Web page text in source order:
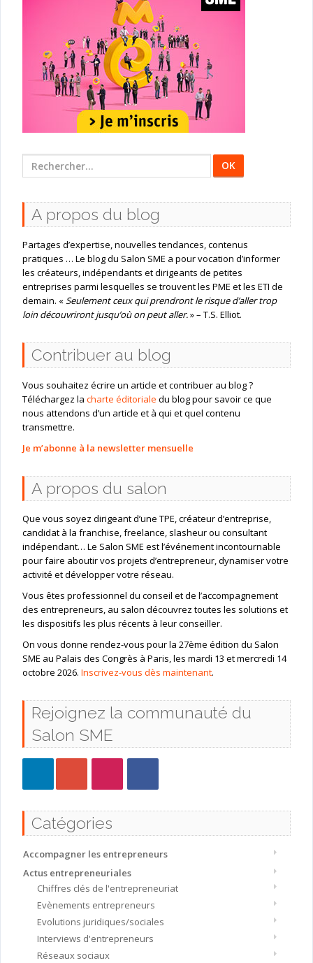
Rechercher
:
A propos du blog
Partages d’expertise, nouvelles tendances, contenus
pratiques … Le blog du Salon SME a pour vocation d’informer
les créateurs, indépendants et dirigeants de petites
entreprises parmi lesquelles se trouvent les PME et les ETI de
demain. «Seulement ceux qui prendront le risque d’aller trop
loin découvriront jusqu’où on peut aller.» – T.S. Elliot.
Contribuer au blog
Vous souhaitez écrire un article et contribuer au blog ?
Téléchargez la charte éditoriale du blog pour savoir ce que
nous attendons d’un article et à qui et quel contenu
transmettre.
Je m’abonne à la newsletter mensuelle
A propos du salon
Que vous soyez dirigeant d’une TPE, créateur d’entreprise,
candidat à la franchise, freelance, slasheur ou consultant
indépendant… Le Salon SME est l’événement incontournable
pour faire aboutir vos projets d’entrepreneur, dynamiser votre
activité et développer votre réseau.
Vous êtes professionnel du conseil et de l’accompagnement
des entrepreneurs, au salon découvrez toutes les solutions et
les dispositifs les plus récents à leur conseiller.
On vous donne rendez-vous pour la 27ème édition du Salon
SME au Palais des Congrès à Paris, les mardi 13 et mercredi 14
octobre 2026. Inscrivez-vous dès maintenant.
Rejoignez la communauté du
Salon SME
Catégories
Accompagner les entrepreneurs
Actus entrepreneuriales
Chiffres clés de l'entrepreneuriat
Evènements entrepreneurs
Evolutions juridiques/sociales
Interviews d'entrepreneurs
Réseaux sociaux